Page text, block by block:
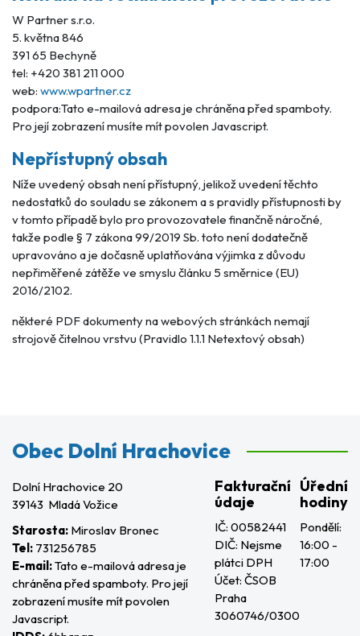
W Partner s.r.o.
5. května 846
391 65 Bechyně
tel: +420 381 211 000
web: www.wpartner.cz
podpora:Tato e-mailová adresa je chráněna před spamboty.
Pro její zobrazení musíte mít povolen Javascript.
Nepřístupný obsah
Níže uvedený obsah není přístupný, jelikož uvedení těchto
nedostatků do souladu se zákonem a s pravidly přístupnosti by
v tomto případě bylo pro provozovatele finančně náročné,
takže podle § 7 zákona 99/2019 Sb. toto není dodatečně
upravováno a je dočasně uplatňována výjimka z důvodu
nepřiměřené zátěže ve smyslu článku 5 směrnice (EU)
2016/2102.
některé PDF dokumenty na webových stránkách nemají
strojově čitelnou vrstvu (Pravidlo 1.1.1 Netextový obsah)
Obec Dolní Hrachovice
Dolní Hrachovice 20
39143 Mladá Vožice
Starosta: Miroslav Bronec
Tel: 731256785
E-mail:Tato e-mailová adresa je
chráněna před spamboty. Pro její
zobrazení musíte mít povolen
Javascript.
Fakturační
údaje
IČ: 00582441
DIČ: Nejsme
plátci DPH
Účet: ČSOB
Praha
3060746/0300
Úřední
hodiny
Pondělí:
16:00 -
17:00